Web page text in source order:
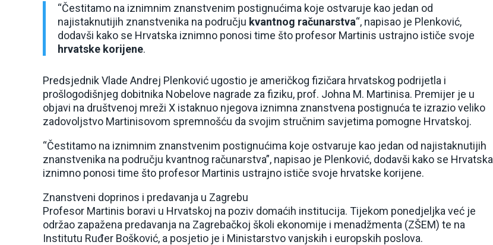
“Čestitamo na iznimnim znanstvenim postignućima koje ostvaruje kao jedan od
najistaknutijih znanstvenika na području kvantnog računarstva“, napisao je Plenković,
dodavši kako se Hrvatska iznimno ponosi time što profesor Martinis ustrajno ističe svoje
hrvatske korijene.
Predsjednik Vlade Andrej Plenković ugostio je američkog fizičara hrvatskog podrijetla i
prošlogodišnjeg dobitnika Nobelove nagrade za fiziku, prof. Johna M. Martinisa. Premijer je u
objavi na društvenoj mreži X istaknuo njegova iznimna znanstvena postignuća te izrazio veliko
zadovoljstvo Martinisovom spremnošću da svojim stručnim savjetima pomogne Hrvatskoj.
“Čestitamo na iznimnim znanstvenim postignućima koje ostvaruje kao jedan od najistaknutijih
znanstvenika na području kvantnog računarstva”, napisao je Plenković, dodavši kako se Hrvatska
iznimno ponosi time što profesor Martinis ustrajno ističe svoje hrvatske korijene.
Znanstveni doprinos i predavanja u Zagrebu
Profesor Martinis boravi u Hrvatskoj na poziv domaćih institucija. Tijekom ponedjeljka već je
održao zapažena predavanja na Zagrebačkoj školi ekonomije i menadžmenta (ZŠEM) te na
Institutu Ruđer Bošković, a posjetio je i Ministarstvo vanjskih i europskih poslova.